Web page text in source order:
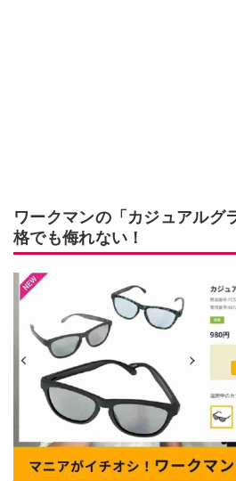
ワークマンの「カジュアルグ
格でも侮れない！